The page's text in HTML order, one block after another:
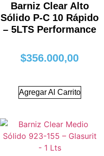
Barniz Clear Alto
Sólido P-C 10 Rápido
– 5LTS Performance
$356.000,00
Agregar Al Carrito